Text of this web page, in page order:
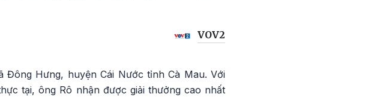
VOV2
Hưng, huyện Cái Nước tỉnh Cà Mau. Với
tại, ông Rô nhận được giải thưởng cao nhất